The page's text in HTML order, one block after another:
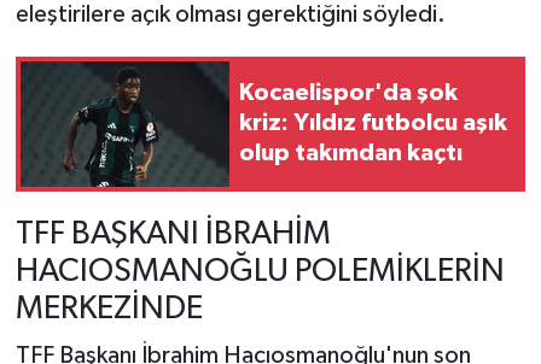
eleştirilere açık olması gerektiğini söyledi.
Kocaelispor'da şok
kriz: Yıldız futbolcu aşık
olup takımdan kaçtı
TFF BAŞKANI İBRAHİM
HACIOSMANOĞLU POLEMİKLERİN
MERKEZİNDE
TFF Başkanı İbrahim Hacıosmanoğlu'nun son